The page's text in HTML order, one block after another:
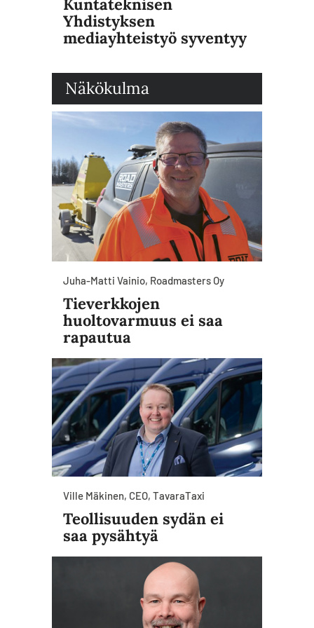
Yhdistyksen
mediayhteistyö syventyy
Näkökulma
Juha-Matti Vainio, Roadmasters Oy
Tieverkkojen
huoltovarmuus ei saa
rapautua
Ville Mäkinen, CEO, TavaraTaxi
Teollisuuden sydän ei
saa pysähtyä